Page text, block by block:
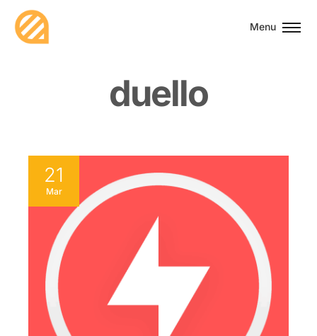
Menu
duello
21
Mar